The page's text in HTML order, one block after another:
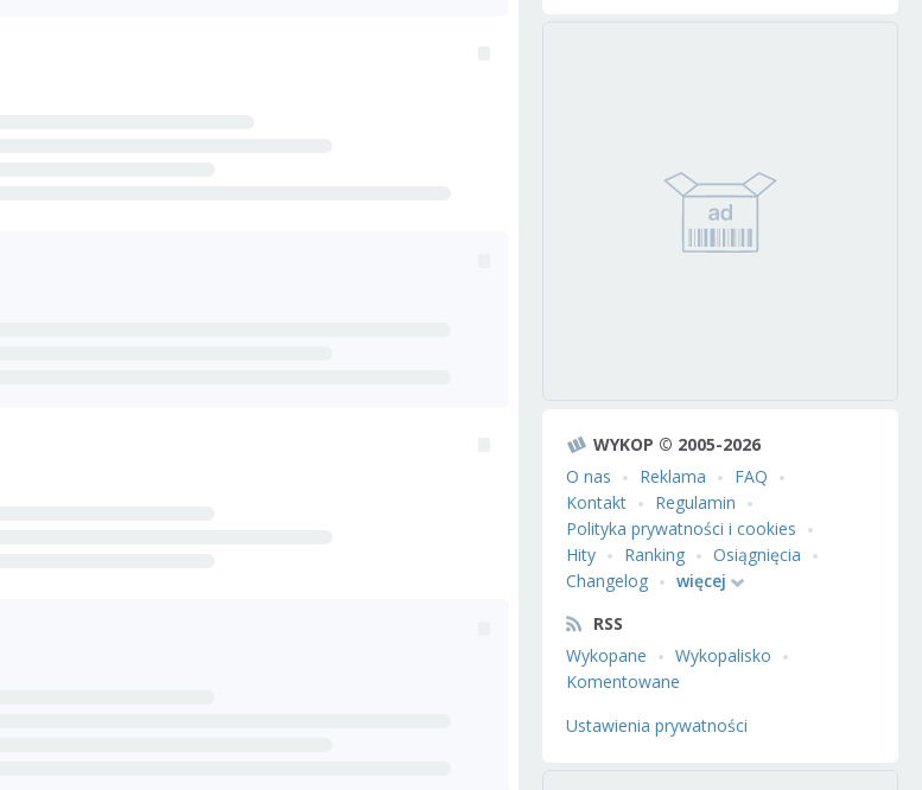
WYKOP © 2005-2026
O nas
Reklama
FAQ
Kontakt
Regulamin
Polityka prywatności i cookies
Hity
Ranking
Osiągnięcia
Changelog
więcej
RSS
Wykopane
Wykopalisko
Komentowane
Ustawienia prywatności